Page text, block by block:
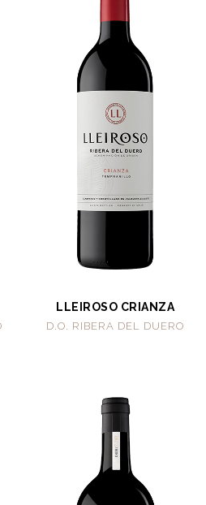
LLEIROSO CRIANZA
D.O. RIBERA DEL DUERO